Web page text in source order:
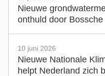
Nieuwe
onthuld door
10 juni 2026
Nieuwe Nationale
helpt Nederland zich